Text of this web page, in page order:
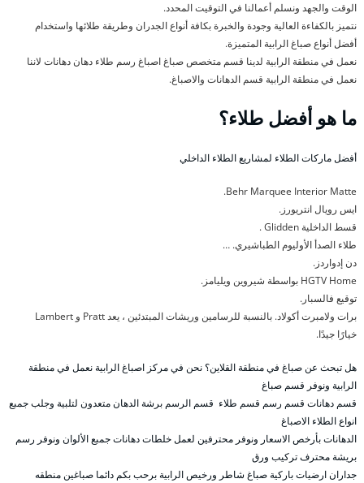
الوقت والجهد ونسلم أعمالنا في التوقيت المحدد.
نتميز بالكفاءة العالية وجودة والخبرة بكافة أنواع الجدران وطريقة طلائها واستخدام
أفضل أنواع صباغ الرابية المتميزة.
نعمل في منطقة الرابية لدينا قسم متخصص صباغ اصباغ رسم طلاء دهان دهانات لاننا
نعمل في منطقة الرابية قسم الدهانات والاصباغ.
ما هو أفضل طلاء؟
أفضل ماركات الطلاء لمشاريع الطلاء الداخلي
Behr Marquee Interior Matte.
ايس رويال انتريورز.
قسط الداخلية Glidden .
طلاء الصدأ الأوليوم الطباشيري. …
دن إدواردز.
HGTV Home بواسطة شيروين ويليامز.
توقيع فالسبار.
برات ولامبرت أكولاد. بالنسبة للرسامين وريشات المبتدئين ، يعد Pratt و Lambert
خيارًا جيدًا.
هل تبحث عن صباغ في منطقة القلاين؟ نحن في مركز اصباغ الرابية نعمل في منطقة
الرابية ونوفر قسم صباغ
قسم دهانات قسم رسم قسم طلاء قسم الرسم برشة الدهان متعدون لتلبية وجلب جمبع
انواع الطلاء الاصباغ
الدهانات بأرخص الاسعار ونوفر محترفين لعمل خلطات دهانات جمبع الألوان ونوفر رسم
بريشة محترف تركيب ورق
جداران ارضيات باركية صباغ شاطر ورخيص الرابية برحب بكم دائما صباغين منطقه